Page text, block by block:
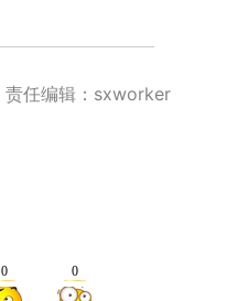
责任编辑：sxworker